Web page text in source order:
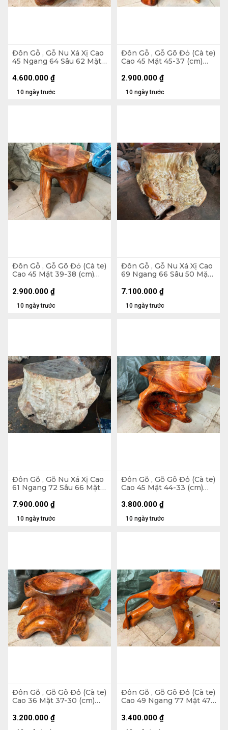
Đôn Gỗ , Gỗ Nu Xá Xị Cao
45 Ngang 64 Sâu 62 Mặt
10 ngày trước
4.600.000 ₫
Đôn Gỗ , Gỗ Gõ Đỏ (Cà te)
Cao 45 Mặt 45-37 (cm)
10 ngày trước
2.900.000 ₫
Đôn Gỗ , Gỗ Gõ Đỏ (Cà te)
Cao 45 Mặt 39-38 (cm)
10 ngày trước
2.900.000 ₫
Đôn Gỗ , Gỗ Nu Xá Xị Cao
69 Ngang 66 Sâu 50 Mặt
10 ngày trước
7.100.000 ₫
Đôn Gỗ , Gỗ Nu Xá Xị Cao
61 Ngang 72 Sâu 66 Mặt
10 ngày trước
7.900.000 ₫
Đôn Gỗ , Gỗ Gõ Đỏ (Cà te)
Cao 45 Mặt 44-33 (cm)
10 ngày trước
3.800.000 ₫
Đôn Gỗ , Gỗ Gõ Đỏ (Cà te)
Cao 36 Mặt 37-30 (cm)
3.200.000 ₫
Đôn Gỗ , Gỗ Gõ Đỏ (Cà te)
Cao 49 Ngang 77 Mặt 47-
3.400.000 ₫